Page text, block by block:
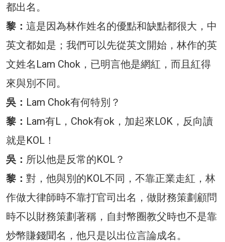
都出名。
黎： 這是因為林作姓名的優點和缺點都很大，中
英文都如是；我們可以先從英文開始，林作的英
文姓名Lam Chok，已明言他是網紅，而且紅得
來與別不同。
吳： Lam Chok有何特別？
黎： Lam有L，Chok有ok，加起來LOK，反向讀
就是KOL！
吳： 所以他是反常的KOL？
黎： 對，他與別的KOL不同，不靠正業走紅，林
作做大律師時不靠打官司出名，做財務策劃顧問
時不以財務策劃著稱，自封幣圈教父時也不是靠
炒幣賺錢聞名，他只是以出位言論成名。